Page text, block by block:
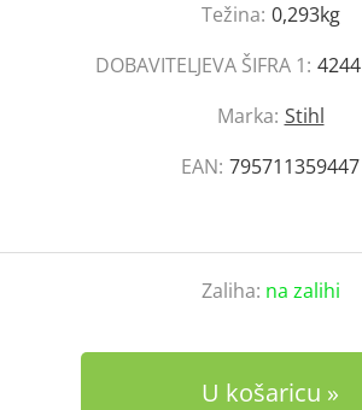
Težina: 0,293kg
DOBAVITELJEVA ŠIFRA 1:
Marka: Stihl
EAN: 795711359447
Zaliha: na zalihi
U košaricu